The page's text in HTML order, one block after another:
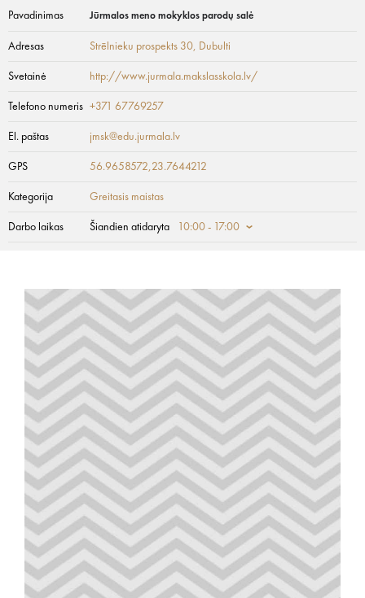
Pavadinimas Jūrmalos meno mokyklos parodų salė
Adresas Strēlnieku prospekts 30, Dubulti
Svetainė http://www.jurmala.makslasskola.lv/
Telefono numeris +371 67769257
El. paštas jmsk@edu.jurmala.lv
GPS 56.9658572,23.7644212
Kategorija Greitasis maistas
Darbo laikas Šiandien atidaryta 10:00 - 17:00